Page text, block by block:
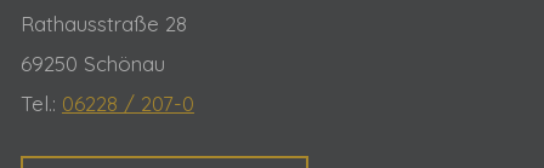
Rathausstraße 28
69250 Schönau
Tel.: 06228 / 207-0